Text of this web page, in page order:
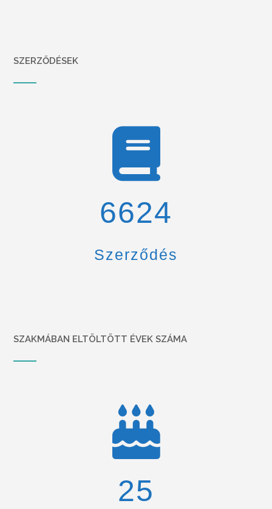
SZERZŐDÉSEK
6900
Szerződés
SZAKMÁBAN ELTÖLTÖTT ÉVEK SZÁMA
26